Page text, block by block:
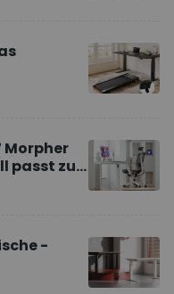
Morpher
passt zu
-